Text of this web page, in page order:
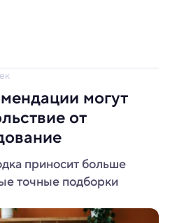
могут
от
приносит больше
точные подборки